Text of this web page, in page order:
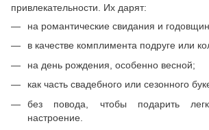
привлекательности. Их дарят:
на романтические свидания и
в качестве комплимента подруге или
на день рождения, особенно весной;
как часть свадебного или сезонного
без повода, чтобы подарить
настроение.